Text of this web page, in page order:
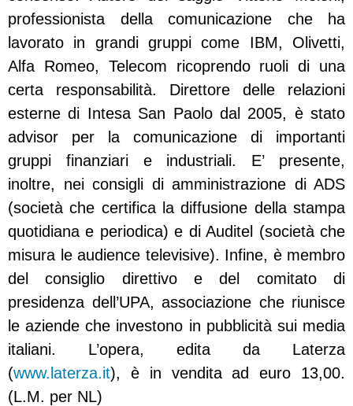
professionista della comunicazione che ha
lavorato in grandi gruppi come IBM, Olivetti,
Alfa Romeo, Telecom ricoprendo ruoli di una
certa responsabilità. Direttore delle relazioni
esterne di Intesa San Paolo dal 2005, è stato
advisor per la comunicazione di importanti
gruppi finanziari e industriali. E’ presente,
inoltre, nei consigli di amministrazione di ADS
(società che certifica la diffusione della stampa
quotidiana e periodica) e di Auditel (società che
misura le audience televisive). Infine, è membro
del consiglio direttivo e del comitato di
presidenza dell’UPA, associazione che riunisce
le aziende che investono in pubblicità sui media
italiani. L’opera, edita da Laterza
(www.laterza.it), è in vendita ad euro 13,00.
(L.M. per NL)